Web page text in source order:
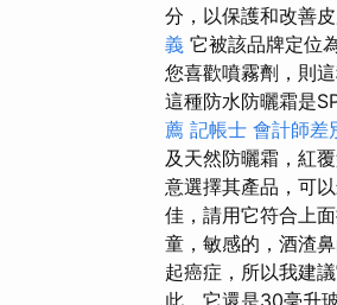
分，以保護和改善
義 它被該品牌定位
您喜歡噴霧劑，則
這種防水防曬霜是
薦 記帳士 會計師差
及天然防曬霜，紅
意選擇其產品，可
佳，請用它符合上
童，敏感的，酒渣
起癌症，所以我建
此，它還是30毫升